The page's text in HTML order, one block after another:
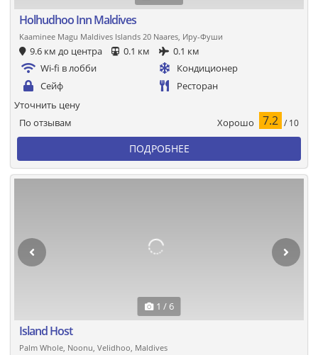
Holhudhoo Inn Maldives
Kaaminee Magu Maldives Islands 20 Naares, Иру-Фуши
9.6 км до центра 0.1 км
0.1 км
Wi-fi в лобби
Кондиционер
Сейф
Ресторан
По отзывам Хорошо 7.2 / 10
Уточнить цену
ПОДРОБНЕЕ
1 / 6
Island Host
Palm Whole, Noonu, Velidhoo, Maldives